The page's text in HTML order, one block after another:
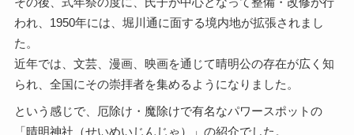
われ、1950年には、堀川通に面する境内地が拡張されまし
た。
近年では、文芸、漫画、映画を通じて晴明公の存在が広く知
られ、全国にその崇拝者を集めるようになりました。
という感じで、厄除け・魔除けで有名なパワースポットの
「晴明神社（せいめいじんじゃ）」の紹介でした。